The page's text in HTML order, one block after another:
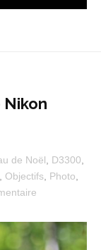
de Noël D3300
Objectifs Photo